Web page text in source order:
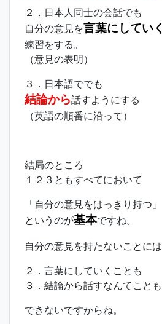
２．日本人同士の会話でも
自分の意見を言葉にしていく
練習をする。
（意見の表明）
３．日本語ででも
結論から話すようにする
（英語の順番に沿って）
結局のところ
１２３ともすべてにおいて
「自分の意見をはっきり持つ」
というのが基本ですね。
自分の意見を持たないことには
２．言葉にしていくことも
３．結論から話すなんてことも
できないですからね。